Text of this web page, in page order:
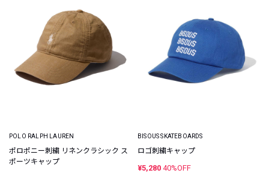
POLO RALPH LAUREN
ポロポニー刺繍 リネンクラシック ス
ポーツキャップ
BISOUS SKATEBOARDS
ロゴ刺繍キャップ
¥5,280 40%OFF